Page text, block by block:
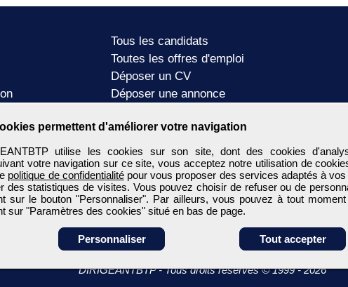
permettent d'améliorer votre navigation
utilise les cookies sur son site, dont des cookies
votre navigation sur ce site, vous acceptez notre utilisation de
politique de confidentialitépour vous proposer des services adaptés à
des statistiques de visites. Vous pouvez choisir de refuser ou de
sur le bouton "Personnaliser". Par ailleurs, vous pouvez à tout
sur "Paramètres des cookies" situé en bas de page.
Personnaliser Tout accepter
Tous les candidats
Toutes les offres d'emploi
Déposer un CV
Déposer une annonce
DIRIGEANTBTP -Tous droits réservés © 1999 - 2026